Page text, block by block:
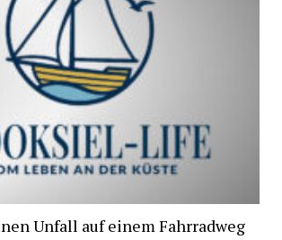
Unfall auf einem Fahrradweg